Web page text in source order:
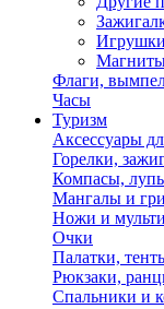
Игрушки
Флаги,
Часы
Туризм
Аксессуары
Горелки,
Компасы,
Мангалы и
Ножи и
Очки
Палатки,
Рюкзаки,
Спальники и